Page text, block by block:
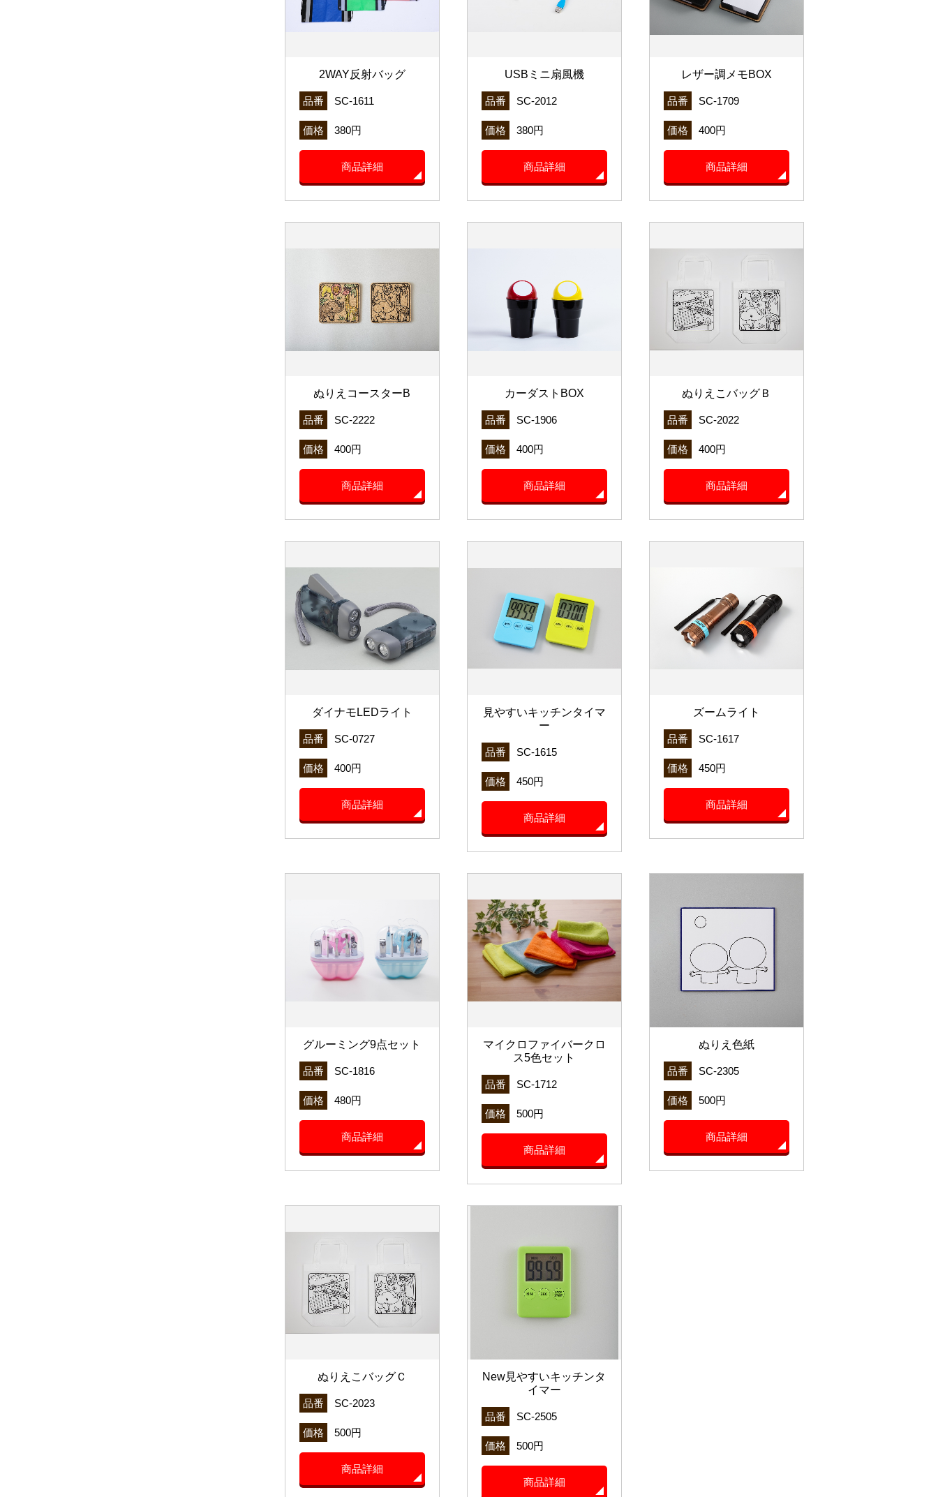
2WAY反射バッグ
品番 SC-1611
価格 380円
商品詳細
USBミニ扇風機
品番 SC-2012
価格 380円
商品詳細
レザー調メモBOX
品番 SC-1709
価格 400円
商品詳細
ぬりえコースターB
品番 SC-2222
価格 400円
商品詳細
カーダストBOX
品番 SC-1906
価格 400円
商品詳細
ぬりえこバッグＢ
品番 SC-2022
価格 400円
商品詳細
ダイナモLEDライト
品番 SC-0727
価格 400円
商品詳細
見やすいキッチンタイマ
ー
品番 SC-1615
価格 450円
商品詳細
ズームライト
品番 SC-1617
価格 450円
商品詳細
グルーミング9点セット
品番 SC-1816
価格 480円
商品詳細
マイクロファイバークロ
ス5色セット
品番 SC-1712
価格 500円
商品詳細
ぬりえ色紙
品番 SC-2305
価格 500円
商品詳細
ぬりえこバッグＣ
品番 SC-2023
価格 500円
商品詳細
New見やすいキッチンタ
イマー
品番 SC-2505
価格 500円
商品詳細